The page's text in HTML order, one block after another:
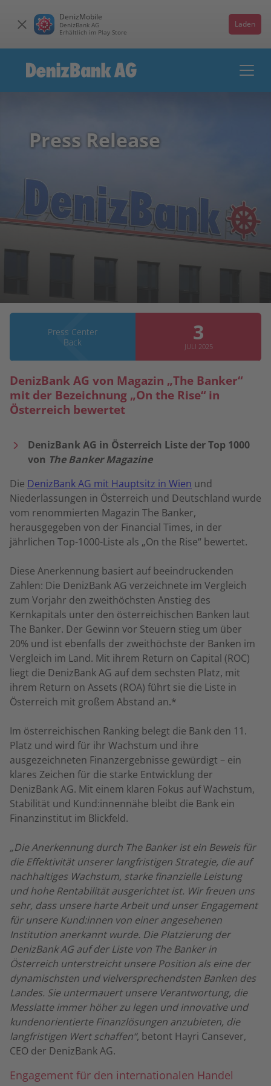
DenizMobile
DenizBank AG
Erhältlich im Play Store
Laden
Press Release
Press Center
Back
3
JULI 2025
DenizBank AG von Magazin „The Banker“
mit der Bezeichnung „On the Rise“ in
Österreich bewertet
DenizBank AG in Österreich Liste der Top 1000
von The Banker Magazine
Die DenizBank AG mit Hauptsitz in Wien und
Niederlassungen in Österreich und Deutschland wurde
vom renommierten Magazin The Banker,
herausgegeben von der Financial Times, in der
jährlichen Top-1000-Liste als „On the Rise“ bewertet.
Diese Anerkennung basiert auf beeindruckenden
Zahlen: Die DenizBank AG verzeichnete im Vergleich
zum Vorjahr den zweithöchsten Anstieg des
Kernkapitals unter den österreichischen Banken laut
The Banker. Der Gewinn vor Steuern stieg um über
20% und ist ebenfalls der zweithöchste der Banken im
Vergleich im Land. Mit ihrem Return on Capital (ROC)
liegt die DenizBank AG auf dem sechsten Platz, mit
ihrem Return on Assets (ROA) führt sie die Liste in
Österreich mit großem Abstand an.*
Im österreichischen Ranking belegt die Bank den 11.
Platz und wird für ihr Wachstum und ihre
ausgezeichneten Finanzergebnisse gewürdigt – ein
klares Zeichen für die starke Entwicklung der
DenizBank AG. Mit einem klaren Fokus auf Wachstum,
Stabilität und Kund:innennähe bleibt die Bank ein
Finanzinstitut im Blickfeld.
„Die Anerkennung durch The Banker ist ein Beweis für
die Effektivität unserer langfristigen Strategie, die auf
nachhaltiges Wachstum, starke finanzielle Leistung
und hohe Rentabilität ausgerichtet ist. Wir freuen uns
sehr, dass unsere harte Arbeit und unser Engagement
für unsere Kund:innen von einer angesehenen
Institution anerkannt wurde. Die Platzierung der
DenizBank AG auf der Liste von The Banker in
Österreich unterstreicht unsere Position als eine der
dynamischsten und vielversprechendsten Banken des
Landes. Sie untermauert unsere Verantwortung, die
Messlatte immer höher zu legen und innovative und
kundenorientierte Finanzlösungen anzubieten, die
langfristigen Wert schaffen“, betont Hayri Cansever,
CEO der DenizBank AG.
Engagement für den internationalen Handel